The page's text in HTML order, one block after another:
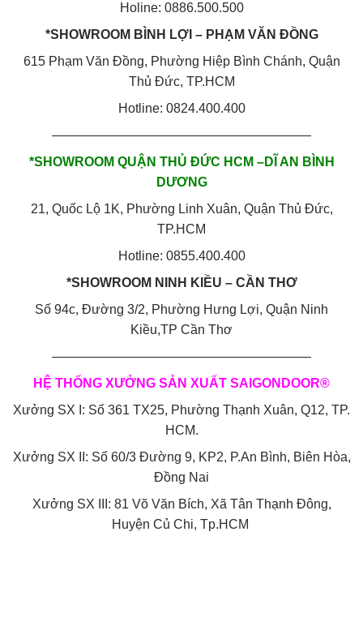
Holine: 0886.500.500
*SHOWROOM BÌNH LỢI – PHẠM VĂN ĐỒNG
615 Phạm Văn Đồng, Phường Hiệp Bình Chánh, Quận
Thủ Đức, TP.HCM
Hotline: 0824.400.400
————————————————————
*SHOWROOM QUẬN THỦ ĐỨC HCM –DĨ AN BÌNH
DƯƠNG
21, Quốc Lộ 1K, Phường Linh Xuân, Quận Thủ Đức,
TP.HCM
Hotline: 0855.400.400
*SHOWROOM NINH KIỀU – CẦN THƠ
Số 94c, Đường 3/2, Phường Hưng Lợi, Quận Ninh
Kiều,TP Cần Thơ
————————————————————
HỆ THỐNG XƯỞNG SẢN XUẤT SAIGONDOOR®
Xưởng SX I: Số 361 TX25, Phường Thạnh Xuân, Q12, TP.
HCM.
Xưởng SX II: Số 60/3 Đường 9, KP2, P.An Bình, Biên Hòa,
Đồng Nai
Xưởng SX III: 81 Võ Văn Bích, Xã Tân Thạnh Đông,
Huyện Củ Chi, Tp.HCM